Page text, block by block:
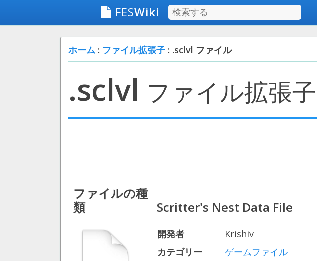
FESWiki
ホーム : ファイル拡張子 : .sclvl ファイル
.sclvl ファイル拡張子
ファイルの種
類
Scritter's Nest Data File
開発者
Krishiv
カテゴリー
ゲームファイル